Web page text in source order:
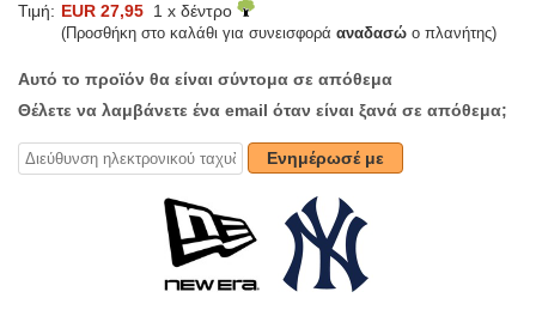
Τιμή: EUR 27,95 1 x δέντρο
(Προσθήκη στο καλάθι για συνεισφορά αναδασώ ο πλανήτης)
Αυτό το προϊόν θα είναι σύντομα σε απόθεμα
Θέλετε να λαμβάνετε ένα email όταν είναι ξανά σε απόθεμα;
Ενημέρωσέ με